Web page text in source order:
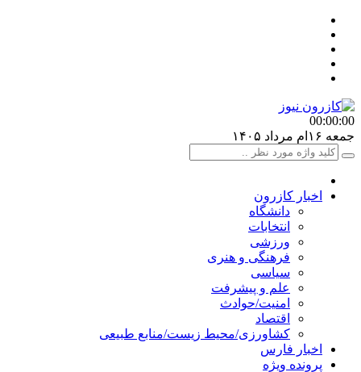
00:00:00
جمعه ۱۶ام مرداد ۱۴۰۵
اخبار کازرون
دانشگاه
انتخابات
ورزشی
فرهنگی و هنری
سیاسی
علم و پیشرفت
امنیت/حوادث
اقتصاد
کشاورزی/محیط زیست/منابع طبیعی
اخبار فارس
پرونده ویژه